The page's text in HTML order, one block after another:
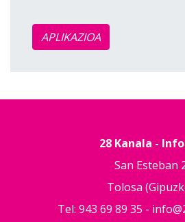
APLIKAZIOA
28 Kanala -
San Esteban
Tolosa
Tel: 943 69 89 35 -